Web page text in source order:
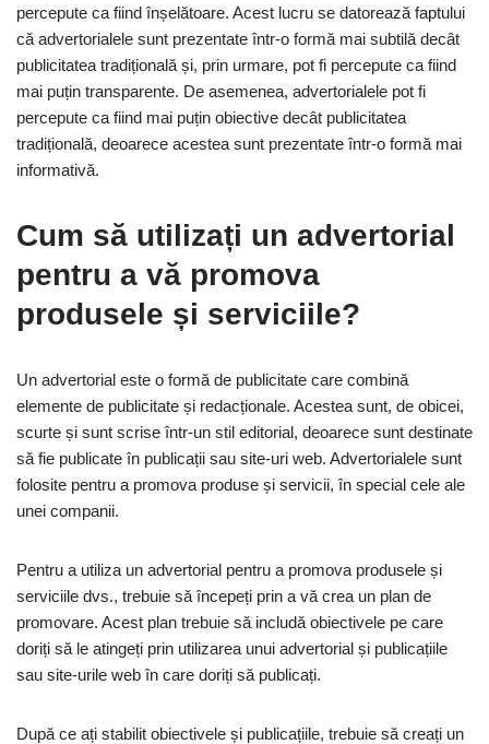
percepute ca fiind înșelătoare. Acest lucru se datorează faptului
că advertorialele sunt prezentate într-o formă mai subtilă decât
publicitatea tradițională și, prin urmare, pot fi percepute ca fiind
mai puțin transparente. De asemenea, advertorialele pot fi
percepute ca fiind mai puțin obiective decât publicitatea
tradițională, deoarece acestea sunt prezentate într-o formă mai
informativă.
Cum să utilizați un advertorial
pentru a vă promova
produsele și serviciile?
Un advertorial este o formă de publicitate care combină
elemente de publicitate și redacționale. Acestea sunt, de obicei,
scurte și sunt scrise într-un stil editorial, deoarece sunt destinate
să fie publicate în publicații sau site-uri web. Advertorialele sunt
folosite pentru a promova produse și servicii, în special cele ale
unei companii.
Pentru a utiliza un advertorial pentru a promova produsele și
serviciile dvs., trebuie să începeți prin a vă crea un plan de
promovare. Acest plan trebuie să includă obiectivele pe care
doriți să le atingeți prin utilizarea unui advertorial și publicațiile
sau site-urile web în care doriți să publicați.
După ce ați stabilit obiectivele și publicațiile, trebuie să creați un